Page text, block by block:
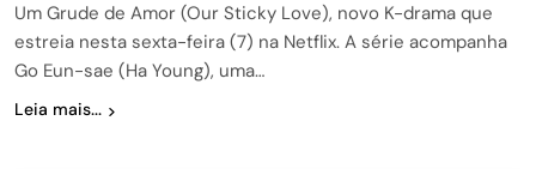
Um Grude de Amor (Our Sticky Love), novo K-drama que
estreia nesta sexta-feira (7) na Netflix. A série acompanha
Go Eun-sae (Ha Young), uma…
Leia mais...